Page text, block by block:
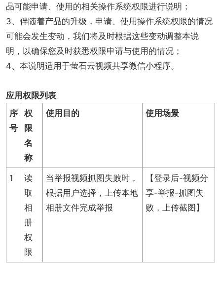
品可能申请、使用的相关操作系统权限进行说明；
3、伴随着产品的升级，申请、使用操作系统权限的情况
可能会发生变动，我们将及时根据这些变动调整本说
明，以确保您及时获悉权限申请与使用的情况；
4、本说明适用于萤石云视频共享微信小程序。
应用权限列表
序
号
权
限
名
称
使用目的 使用场景
1
读
取
相
册
权
限
当举报视频抓图失败时，
根据用户选择，上传本地
相册文件完成举报
【登录后-视频分
享-举报-抓图失
败，上传截图】